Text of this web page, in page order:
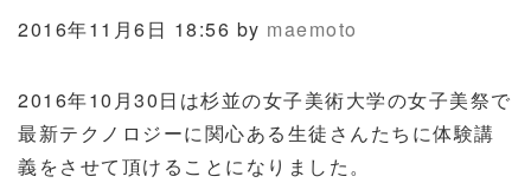
2016年11月6日 18:56 by maemoto
2016年10月30日は杉並の女子美術大学の女子美祭で
最新テクノロジーに関心ある生徒さんたちに体験講
義をさせて頂けることになりました。